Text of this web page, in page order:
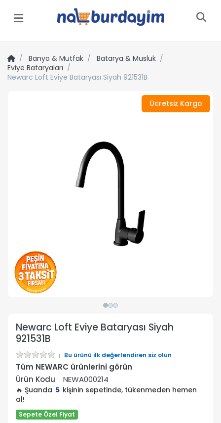
Menü
Banyo & Mutfak
Batarya & Musluk
Eviye Bataryaları
Newarc Loft Eviye Bataryası Siyah 921531B
Ücretsiz Kargo
Newarc Loft Eviye Bataryası Siyah
921531B
Bu ürünü ilk değerlendiren siz olun
Tüm NEWARC ürünlerini görün
Ürün Kodu
NEWA000214
🔥 Şuanda 5 kişinin sepetinde, tükenmeden hemen
al!
Sepete Özel Fiyat